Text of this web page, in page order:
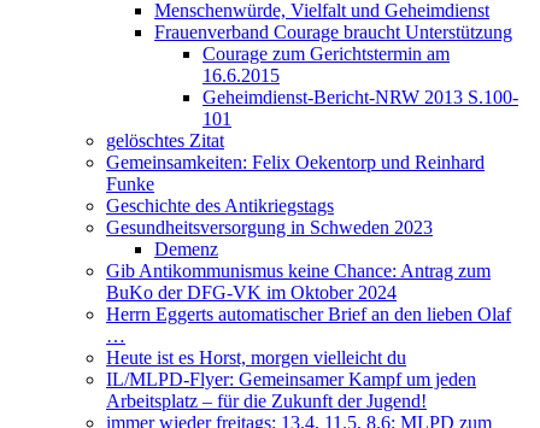
Menschenwürde, Vielfalt und Geheimdienst
Frauenverband Courage braucht Unterstützung
Courage zum Gerichtstermin am
16.6.2015
Geheimdienst-Bericht-NRW 2013 S.100-
101
gelöschtes Zitat
Gemeinsamkeiten: Felix Oekentorp und Reinhard
Funke
Geschichte des Antikriegstags
Gesundheitsversorgung in Schweden 2023
Demenz
Gib Antikommunismus keine Chance: Antrag zum
BuKo der DFG-VK im Oktober 2024
Herrn Eggerts automatischer Brief an den lieben Olaf
…
Heute ist es Horst, morgen vielleicht du
IL/MLPD-Flyer: Gemeinsamer Kampf um jeden
Arbeitsplatz – für die Zukunft der Jugend!
immer wieder freitags: 13.4, 11.5, 8.6: MLPD zum